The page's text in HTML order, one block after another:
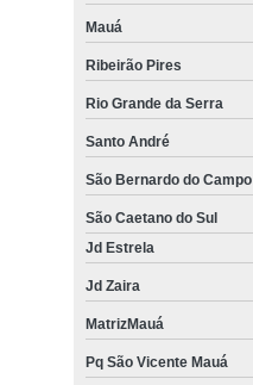
Mauá
Ribeirão Pires
Rio Grande da Serra
Santo André
São Bernardo do Campo
São Caetano do Sul
Jd Estrela
Jd Zaira
MatrizMauá
Pq São Vicente Mauá